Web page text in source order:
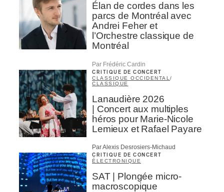
Élan de cordes dans les
parcs de Montréal avec
Andrei Feher et
l’Orchestre classique de
Montréal
Par Frédéric Cardin
CRITIQUE DE CONCERT
CLASSIQUE OCCIDENTAL /
CLASSIQUE
Lanaudière 2026
| Concert aux multiples
héros pour Marie-Nicole
Lemieux et Rafael Payare
Par Alexis Desrosiers-Michaud
CRITIQUE DE CONCERT
ÉLECTRONIQUE
SAT | Plongée micro-
macroscopique